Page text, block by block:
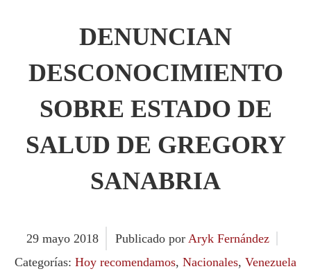
DENUNCIAN
DESCONOCIMIENTO
SOBRE ESTADO DE
SALUD DE GREGORY
SANABRIA
29 mayo 2018 Publicado por Aryk Fernández
Categorías: Hoy recomendamos, Nacionales, Venezuela